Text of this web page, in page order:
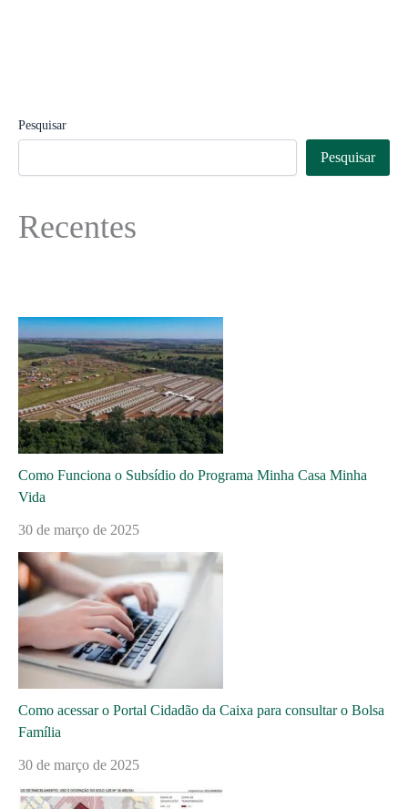
Pesquisar
Pesquisar
Recentes
Como Funciona o Subsídio do Programa Minha Casa Minha
Vida
30 de março de 2025
Como acessar o Portal Cidadão da Caixa para consultar o Bolsa
Família
30 de março de 2025